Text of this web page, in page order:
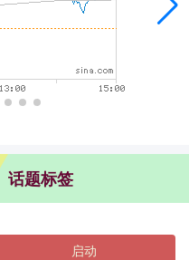
话题标签
启动